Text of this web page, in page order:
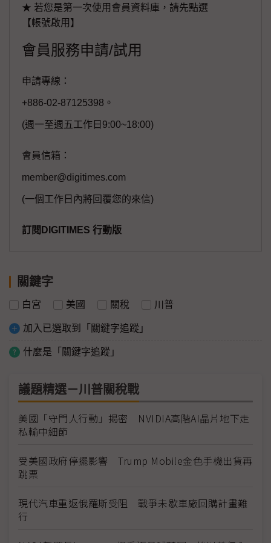
★ 若您是第一次使用會員資料庫，請先點選
【帳號啟用】
會員服務申請/試用
申請專線：
+886-02-87125398。
(週一至週五工作日9:00~18:00)
會員信箱：
member@digitimes.com
(一個工作日內將回覆您的來信)
訂閱DIGITIMES 行動版
關鍵字
白宮 美國 關稅 川普
加入已選取到「關鍵字追蹤」
什麼是「關鍵字追蹤」
議題精選－川普關稅戰
美國「守門人行動」揭密 NVIDIA高階AI晶片地下走
私輸中細節
受美國政府停擺影響 Trump Mobile金色手機出貨再
跳票
現代汽車重返俄羅斯受阻 戰爭未歇車廠回購計畫難
行